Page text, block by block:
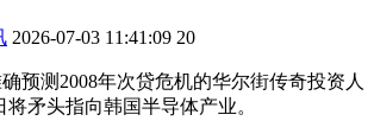
2026-07-03 11:41:09 20
预测2008年次贷危机的华尔街传奇投资人
将矛头指向韩国半导体产业。